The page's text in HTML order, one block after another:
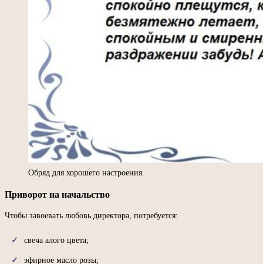
Обряд для хорошего настроения.
Приворот на начальство
Чтобы завоевать любовь директора, потребуется:
свеча алого цвета;
эфирное масло розы;